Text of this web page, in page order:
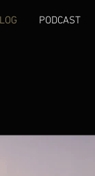
PODCAST